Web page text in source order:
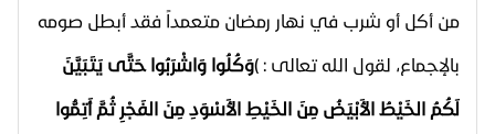
من أكل أو شرب في نهار رمضان متعمداً فقد أبطل صومه
بالإجماع، لقول الله تعالى : )وَكُلُوا وَاشْرَبُوا حَتَّى يَتَبَيَّنَ
لَكُمُ الخَيْطُ الأَبْيَضُ مِنَ الخَيْطِ الأَسْوَدِ مِنَ الفَجْرِ ثُمَّ أَتِمُّوا